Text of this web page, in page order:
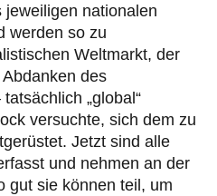
nationalen
werden so zu
Weltmarkt­, der
des
„global“
versuchte, sich dem zu
Jetzt sind alle
und nehmen an der
gut sie können teil, um